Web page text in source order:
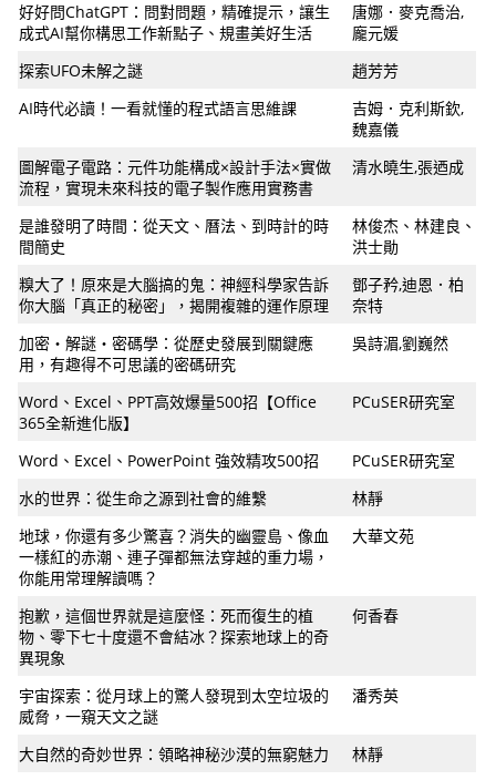
好好問ChatGPT：問對問題，精確提示，讓生
成式AI幫你構思工作新點子、規畫美好生活
唐娜．麥克喬治,
龐元媛
探索UFO未解之謎
趙芳芳
AI時代必讀！一看就懂的程式語言思維課
吉姆．克利斯欽,
魏嘉儀
圖解電子電路：元件功能構成×設計手法×實做
流程，實現未來科技的電子製作應用實務書
清水曉生,張迺成
是誰發明了時間：從天文、曆法、到時計的時
間簡史
林俊杰、林建良、
洪士勛
糗大了！原來是大腦搞的鬼：神經科學家告訴
你大腦「真正的秘密」，揭開複雜的運作原理
鄧子矜,迪恩．柏
奈特
加密‧解謎‧密碼學：從歷史發展到關鍵應
用，有趣得不可思議的密碼研究
吳詩湄,劉巍然
Word、Excel、PPT高效爆量500招【Office
365全新進化版】
PCuSER研究室
Word、Excel、PowerPoint 強效精攻500招
PCuSER研究室
水的世界：從生命之源到社會的維繫
林靜
地球，你還有多少驚喜？消失的幽靈島、像血
一樣紅的赤潮、連子彈都無法穿越的重力場，
你能用常理解讀嗎？
大華文苑
抱歉，這個世界就是這麼怪：死而復生的植
物、零下七十度還不會結冰？探索地球上的奇
異現象
何香春
宇宙探索：從月球上的驚人發現到太空垃圾的
威脅，一窺天文之謎
潘秀英
大自然的奇妙世界：領略神秘沙漠的無窮魅力
林靜